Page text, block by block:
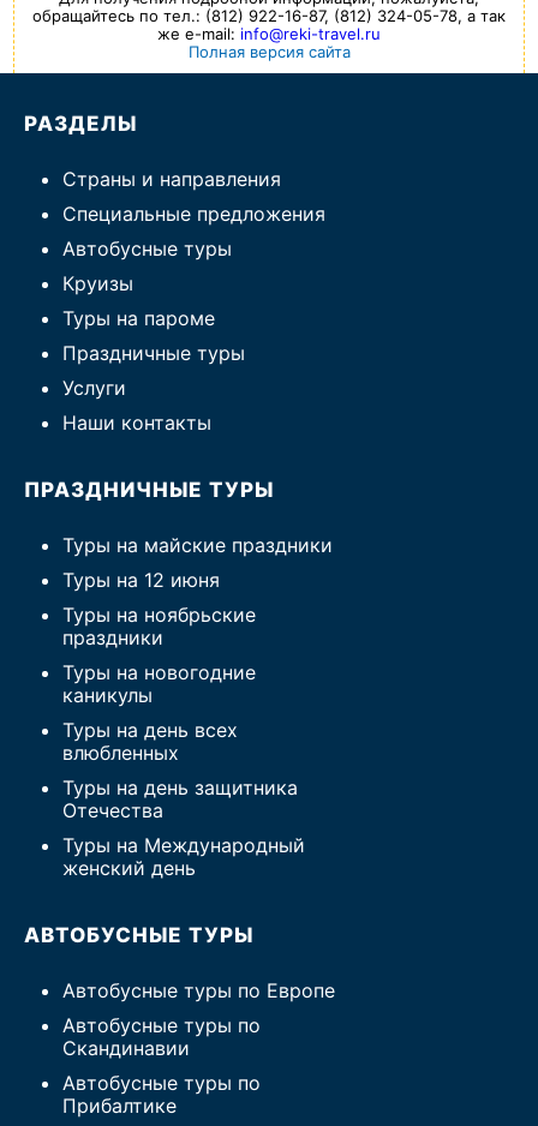
обращайтесь по тел.: (812) 922-16-87, (812) 324-05-78, а так
же e-mail: info@reki-travel.ru
Полная версия сайта
РАЗДЕЛЫ
Страны и направления
Специальные предложения
Автобусные туры
Круизы
Туры на пароме
Праздничные туры
Услуги
Наши контакты
ПРАЗДНИЧНЫЕ ТУРЫ
Туры на майские праздники
Туры на 12 июня
Туры на ноябрьские
праздники
Туры на новогодние
каникулы
Туры на день всех
влюбленных
Туры на день защитника
Отечества
Туры на Международный
женский день
АВТОБУСНЫЕ ТУРЫ
Автобусные туры по Европе
Автобусные туры по
Скандинавии
Автобусные туры по
Прибалтике